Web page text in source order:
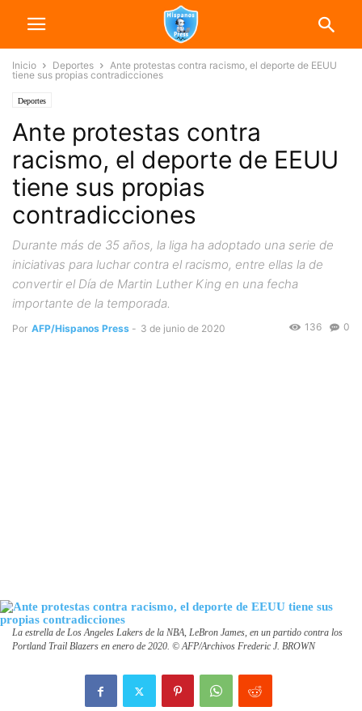
Inicio Deportes
Ante protestas contra racismo, el deporte de EEUU
tiene sus propias contradicciones
Deportes
Ante protestas contra
racismo, el deporte de EEUU
tiene sus propias
contradicciones
Durante más de 35 años, la liga ha adoptado una serie de
iniciativas para luchar contra el racismo, entre ellas la de
convertir el Día de Martin Luther King en una fecha
importante de la temporada.
Por AFP/Hispanos Press - 3 de junio de 2020 0
136
La estrella de Los Angeles Lakers de la NBA, LeBron James, en un partido contra los
Portland Trail Blazers en enero de 2020. © AFP/Archivos Frederic J. BROWN